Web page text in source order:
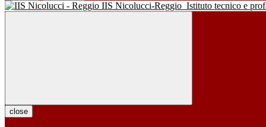
IIS Nicolucci-Reggio Istituto tecnico e
close